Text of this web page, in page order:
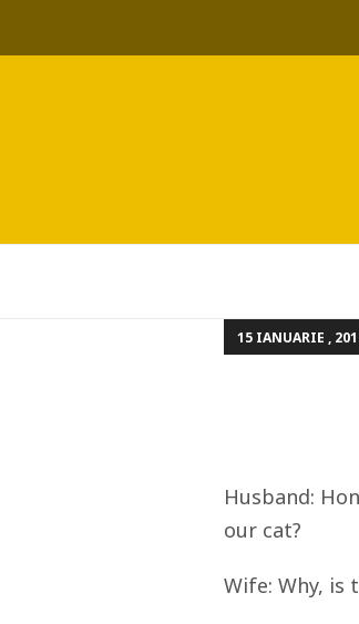
15 IANUARIE ,
Husband:
our cat?
Wife: Why, is